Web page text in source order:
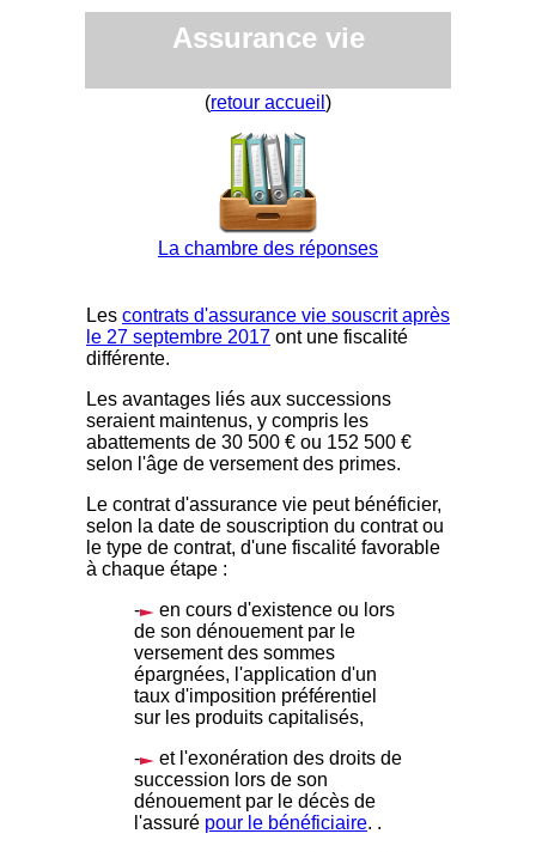
Assurance vie
(retour accueil )
La chambre des réponses
Les contrats d'assurance vie souscrit après
le 27 septembre 2017 ont une fiscalité
différente.
Les avantages liés aux successions
seraient maintenus, y compris les
abattements de 30 500 € ou 152 500 €
selon l'âge de versement des primes.
Le contrat d'assurance vie peut bénéficier,
selon la date de souscription du contrat ou
le type de contrat, d'une fiscalité favorable
à chaque étape :
-
en cours d'existence ou lors
de son dénouement par le
versement des sommes
épargnées, l'application d'un
taux d'imposition préférentiel
sur les produits capitalisés,
-
et l'exonération des droits de
succession lors de son
dénouement par le décès de
l'assuré pour le bénéficiaire. .